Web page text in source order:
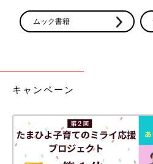
ムック書籍
キャンペーン